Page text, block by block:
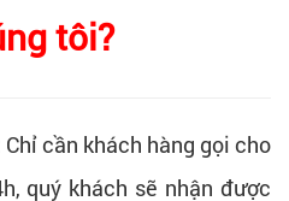
tôi?
Chỉ cần khách hàng gọi cho
quý khách sẽ nhận được